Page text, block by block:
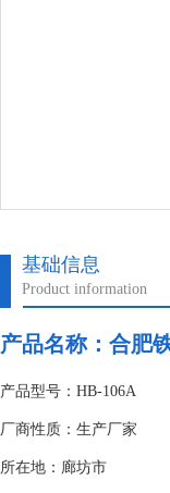
基础信息
Product information
产品名称： 合肥
产品型号：HB-106A
厂商性质：生产厂家
所在地：廊坊市